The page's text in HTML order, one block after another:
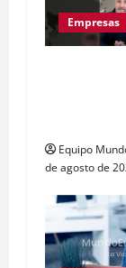
Empresas
Equipo
de agosto de